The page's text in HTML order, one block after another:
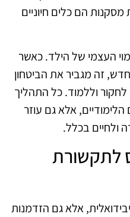
הם כלים חיוניים
העצמי של הילד. כאשר
זה מגביר את הביטחון
וללמוד. כל התהליך
אלא גם עוזר
ולחיים בכלל.
לתקשורת
אלא גם הזדמנות